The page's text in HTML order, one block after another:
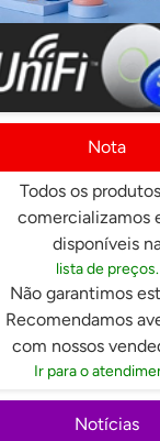
Nota
Todos os
comercializamos
disponíveis
lista de preços.
Não garantimos
Recomendamos
com nossos
Ir para o
Notícias